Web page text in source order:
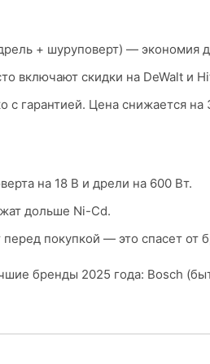
+ шуруповерт) — экономия
включают скидки на DeWalt и
с гарантией. Цена снижается на
на 18 В и дрели на 600 Вт.
дольше Ni-Cd.
покупкой — это спасет от
бренды 2025 года: Bosch